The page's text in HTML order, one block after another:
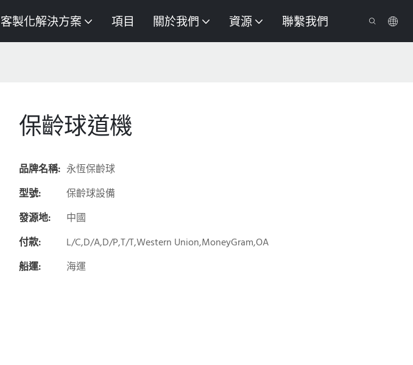
客製化解決方案 項目 關於我們 資源 聯繫我們
保齡球道機
品牌名稱: 永恆保齡球
型號:
保齡球設備
發源地:
中國
付款:
L/C,D/A,D/P,T/T,Western Union,MoneyGram,OA
船運:
海運